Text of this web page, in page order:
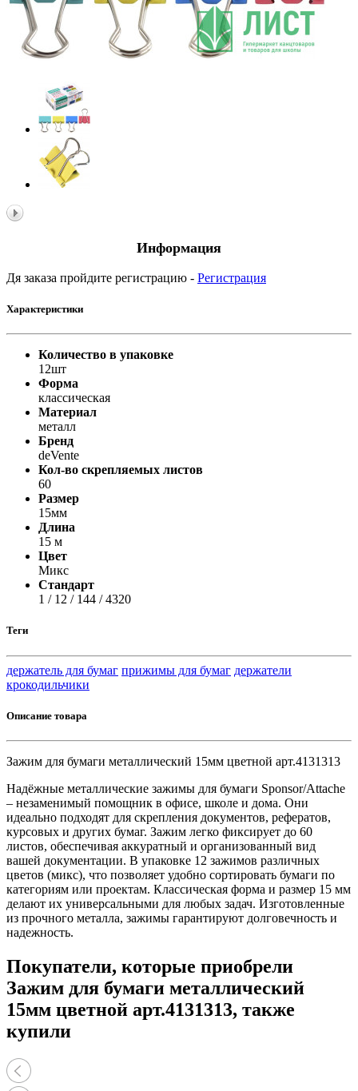
Информация
Дя заказа пройдите регистрацию - Регистрация
Характеристики
Количество в упаковке
12шт
Форма
классическая
Материал
металл
Бренд
deVente
Кол-во скрепляемых листов
60
Размер
15мм
Длина
15 м
Цвет
Микс
Стандарт
1 / 12 / 144 / 4320
Теги
держатель для бумаг прижимы для бумаг держатели
крокодильчики
Описание товара
Зажим для бумаги металлический 15мм цветной арт.4131313
Надёжные металлические зажимы для бумаги Sponsor/Attache
– незаменимый помощник в офисе, школе и дома. Они
идеально подходят для скрепления документов, рефератов,
курсовых и других бумаг. Зажим легко фиксирует до 60
листов, обеспечивая аккуратный и организованный вид
вашей документации. В упаковке 12 зажимов различных
цветов (микс), что позволяет удобно сортировать бумаги по
категориям или проектам. Классическая форма и размер 15 мм
делают их универсальными для любых задач. Изготовленные
из прочного металла, зажимы гарантируют долговечность и
надежность.
Покупатели, которые приобрели
Зажим для бумаги металлический
15мм цветной арт.4131313, также
купили